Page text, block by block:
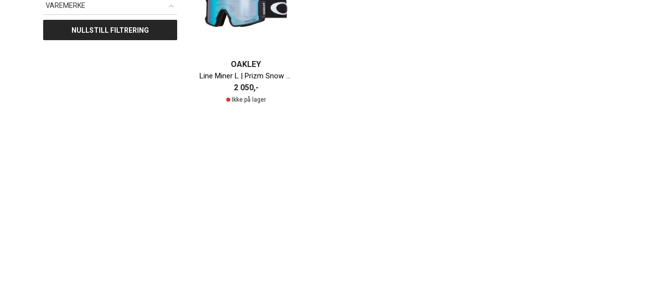
VAREMERKE
NULLSTILL FILTRERING
OAKLEY
2 050,-
Ikke på lager